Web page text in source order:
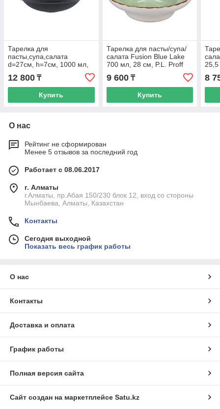
Тарелка для
пасты,супа,салата
d=27см, h=7см, 1000 мл,
серия Black Raw Wood
P.L. - ProffCuisine
12 800 ₸
Купить
Тарелка для пасты/супа/
салата Fusion Blue Lake
700 мл, 28 см, P.L. Proff
9 600₸
Купить
8
О нас
Рейтинг не сформирован
Менее 5 отзывов за последний год
Работает с 08.06.2017
г. Алматы
г.Алматы, пр.Абая 150/230 блок 12, вход со стороны
Мынбаева, Алматы, Казахстан
Контакты
Сегодня выходной
Показать весь график работы
О нас
Контакты
Доставка и оплата
График работы
Полная версия сайта
Сайт создан на маркетплейсе Satu.kz